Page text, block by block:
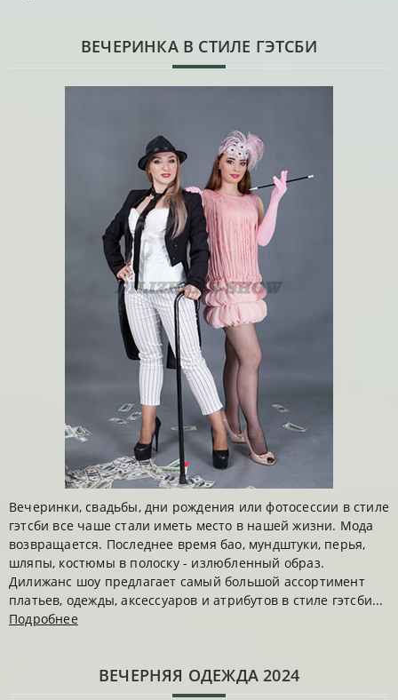
ВЕЧЕРИНКА В СТИЛЕ ГЭТСБИ
Вечеринки, свадьбы, дни рождения или фотосессии в стиле
гэтсби все чаше стали иметь место в нашей жизни. Мода
возвращается. Последнее время бао, мундштуки, перья,
шляпы, костюмы в полоску - излюбленный образ.
Дилижанс шоу предлагает самый большой ассортимент
платьев, одежды, аксессуаров и атрибутов в стиле гэтсби...
Подробнее
ВЕЧЕРНЯЯ ОДЕЖДА 2024